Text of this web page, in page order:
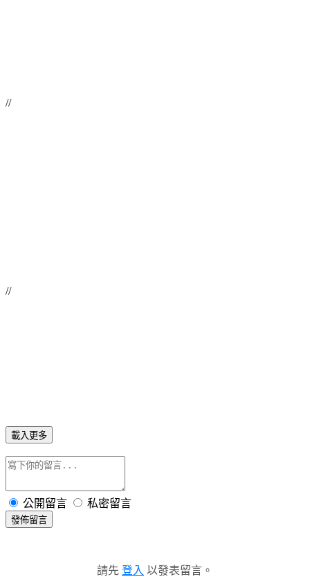
//
//
載入更多
公開留言 私密留言
發佈留言
請先 登入 以發表留言。